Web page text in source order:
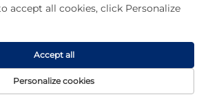
Dongguan Tianji Transmission Technology
O nás KONTAKT
accept all cookies, click Personalize
Personalize cookies
Accept all